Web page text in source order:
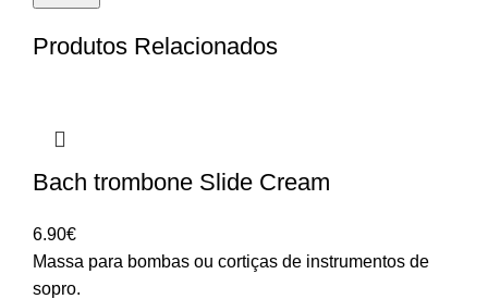
Produtos Relacionados
Bach trombone Slide Cream
6.90€
Massa para bombas ou cortiças de instrumentos de
sopro.